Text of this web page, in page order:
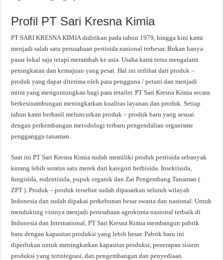
Profil PT Sari Kresna Kimia
PT SARI KRESNA KIMIA didirikan pada tahun 1979, hingga kini kami
menjadi salah satu perusahaan pestisida nasional terbesar. Bukan hanya
pasar lokal saja tetapi merambah ke asia. Usaha kami terus mengalami
peningkatan dan kemajuan yang pesat. Hal ini terlihat dari produk –
produk yang dapat diterima oleh para pengguna / petani dan menjadi
mitra yang menguntungkan bagi para retailer. PT Sari Kresna Kimia secara
berkesinambungan meningkatkan kualitas layanan dan produk. Setiap
tahun kami berhasil meluncurkan produk – produk baru yang sesuai
dengan perkembangan metodologi terbaru pengendalian organisme
pengganggu tanaman.
Saat ini PT Sari Kresna Kimia sudah memiliki produk pestisida sebanyak
kurang lebih seratus satu merek dari kategori herbisida. Insektisida,
fungisida, rodentisida, pupuk organik dan Zat Pengembang Tanaman (
ZPT ). Produk – produk tersebut sudah dipasarkan seluruh wilayah
Indonesia dan sudah dipakai perkebunan besar swasta dan nasional. Untuk
mendukung visinya menjadi perusahaan agrokimia nasional terbaik di
Indonesia dan International, PT Sari Kresna Kimia membangun pabrik
baru dengan kapasitas produksi yang lebih besar. Pabrik baru ini
diperlukan untuk meningkatkan kapasitas produksi, penerapan sistem
produksi yang terintegrasi, dan pengembangan dan penyediaan